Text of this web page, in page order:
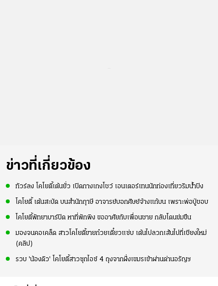
ข่าวที่เกี่ยวข้อง
ทัวร์ลง โคโยตี้เต้นยั่ว เปิดกางเกงโชว์ เอนเตอร์เทนนักท่องเที่ยวริมน้ำปิง
โคโยตี้ เต้นสะบัด บนสำนักฤาษี อาจารย์บอกศิษย์จ้างแก้บน เพราะพ่อปู่ชอบ
โคโยตี้พัทยาบาร์ปิด หาที่พักพิง ขออาศัยกับเพื่อนชาย กลับโดนข่มขืน
มองจนคอเคล็ด สาวโคโยตี้ขายก๋วยเตี๋ยวแซ่บ เต้นไปลวกเส้นไปที่เชียงใหม่
(คลิป)
รวบ 'น้องดิว' โคโยตี้สาวซุกไอซ์ 4 ถุงจากฝั่งเขมรเข้าผ่านด่านอรัญฯ